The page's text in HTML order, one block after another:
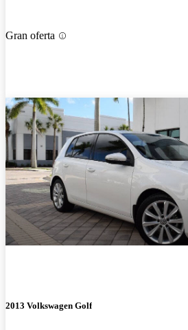
Gran oferta
2013 Volkswagen Golf